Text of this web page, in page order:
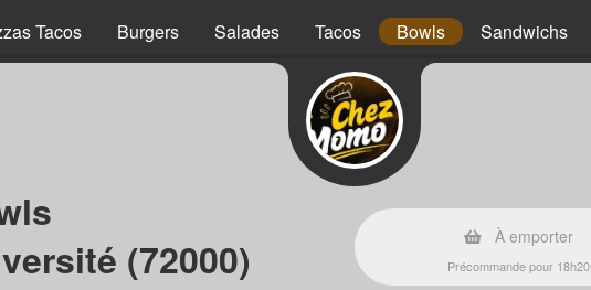
Tacos Burgers Salades Tacos Bowls Sandwichs
(72000)
À emporter
Précommande pour 18h20